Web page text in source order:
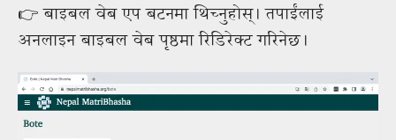
👉 बाइबल वेब एप बटनमा थिच्नुहोस्। तपाईंलाई
अनलाइन बाइबल वेब पृष्ठमा रिडिरेक्ट गरिनेछ।